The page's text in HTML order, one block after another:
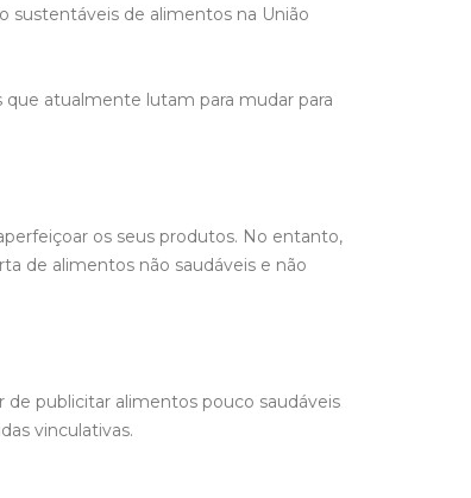
sustentáveis de alimentos na União
que atualmente lutam para mudar para
os seus produtos. No entanto,
de alimentos não saudáveis e não
de publicitar alimentos pouco saudáveis
vinculativas.